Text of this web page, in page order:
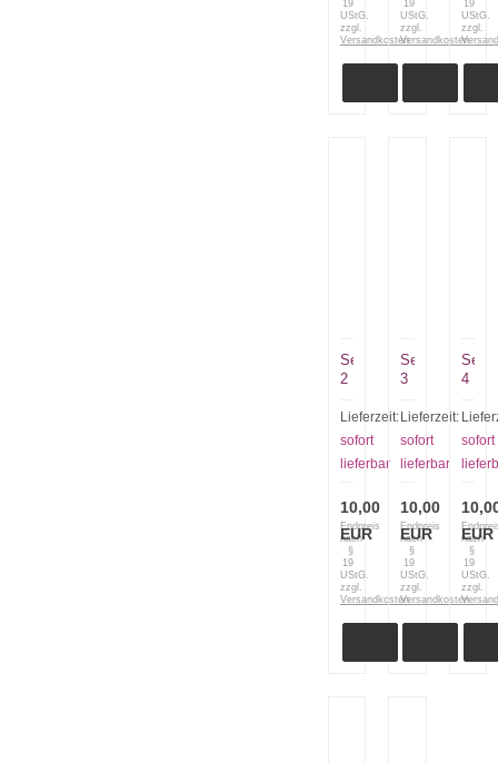
19
UStG.
zzgl.
Versandkosten
19
UStG.
zzgl.
Versandkosten
19
UStG.
zzgl.
Seerosenteich
2
Lieferzeit:
sofort
lieferbar
10,00
EUR
Endpreis
nach
§
19
UStG.
zzgl.
Versandkosten
Seerosenteich
3
Lieferzeit:
sofort
lieferbar
10,00
EUR
Endpreis
nach
§
19
UStG.
zzgl.
Versandkosten
4
sofort
EUR
nach
§
19
UStG.
zzgl.